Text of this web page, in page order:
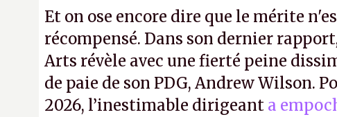
Et on ose encore dire que le mérite
récompensé. Dans son dernier
Arts révèle avec une fierté peine
de paie de son PDG, Andrew Wilson.
2026, l’inestimable dirigeant a